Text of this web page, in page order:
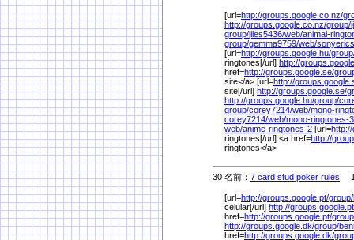
[url=http://groups.google.co.nz/
http://groups.google.co.nz/group/
group/jiles5436/web/animal-
group/gemma9759/web/
[url=http://groups.google.hu/
ringtones[/url] http://
href=http://groups.google.se/
site</a> [url=http://
site[/url] http://groups.google.se/
http://groups.google.hu/group/
group/corey7214/web/mono-
corey7214/web/mono-ringtones-3
web/anime-ringtones-2 [url=
ringtones[/url] <a href=http://
ringtones</a>
30 名前： 7 card stud poker rules 1/
[url=http://groups.google.pt/group/
celular[/url] http://
href=http://groups.google.pt/
http://groups.google.dk/group/
href=http://groups.google.dk/